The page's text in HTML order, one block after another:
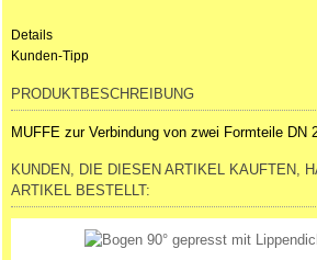
Details
Kunden-Tipp
PRODUKTBESCHREIBUNG
MUFFE zur Verbindung von zwei Formteile DN
KUNDEN, DIE DIESEN ARTIKEL KAUFTEN,
ARTIKEL BESTELLT: